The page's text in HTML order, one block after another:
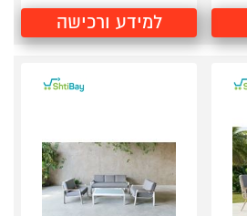
למידע ורכישה